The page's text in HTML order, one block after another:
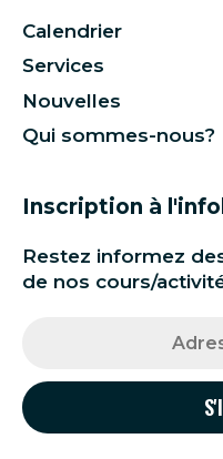
Calendrier
Services
Nouvelles
Qui sommes-nous?
Inscription à
Restez informez
de nos cours/